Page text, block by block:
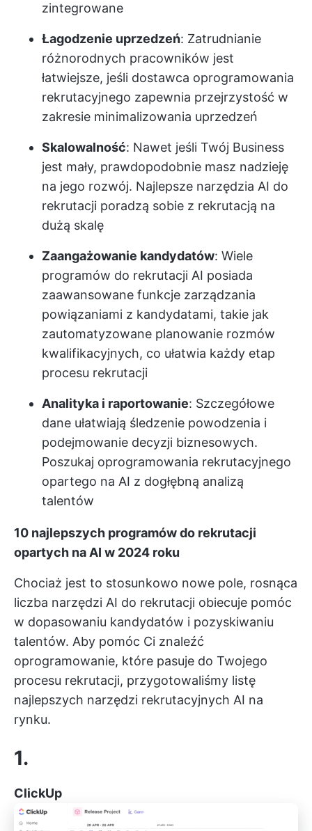
zintegrowane
Łagodzenie uprzedzeń: Zatrudnianie
różnorodnych pracowników jest
łatwiejsze, jeśli dostawca oprogramowania
rekrutacyjnego zapewnia przejrzystość w
zakresie minimalizowania uprzedzeń
Skalowalność: Nawet jeśli Twój Business
jest mały, prawdopodobnie masz nadzieję
na jego rozwój. Najlepsze narzędzia AI do
rekrutacji poradzą sobie z rekrutacją na
dużą skalę
Zaangażowanie kandydatów: Wiele
programów do rekrutacji AI posiada
zaawansowane funkcje zarządzania
powiązaniami z kandydatami, takie jak
zautomatyzowane planowanie rozmów
kwalifikacyjnych, co ułatwia każdy etap
procesu rekrutacji
Analityka i raportowanie: Szczegółowe
dane ułatwiają śledzenie powodzenia i
podejmowanie decyzji biznesowych.
Poszukaj oprogramowania rekrutacyjnego
opartego na AI z dogłębną analizą
talentów
10 najlepszych programów do rekrutacji
opartych na AI w 2024 roku
Chociaż jest to stosunkowo nowe pole, rosnąca
liczba narzędzi AI do rekrutacji obiecuje pomóc
w dopasowaniu kandydatów i pozyskiwaniu
talentów. Aby pomóc Ci znaleźć
oprogramowanie, które pasuje do Twojego
procesu rekrutacji, przygotowaliśmy listę
najlepszych narzędzi rekrutacyjnych AI na
rynku.
1.
ClickUp